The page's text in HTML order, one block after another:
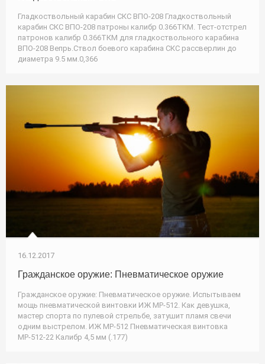
Гладкоствольный карабин СКС ВПО-208 Гладкоствольный
карабин СКС ВПО-208 патроны калибр 0.366ТКМ. Тест-отстрел
патронов калибр 0.366ТКМ для гладкоствольного карабина
ВПО-208 Вепрь.Ствол боевого карабина СКС рассверлин до
диаметра 9.5 мм.0,366
16.12.2017
Гражданское оружие: Пневматическое оружие
Гражданское оружие: Пневматическое оружие. Испытываем
мощь пневматической винтовки ИЖ МР-512. Как девушка,
мастер спорта по пулевой стрельбе, затушит пламя свечи
одним выстрелом. ИЖ МР-512 Пневматическая винтовка
МР-512-22 Калибр 4,5 мм (.177)